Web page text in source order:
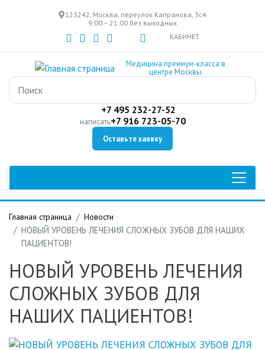
к
основному
содержанию
123242, Москва, переулок Капранова, 3с4
9:00 – 21:00 без выходных
КАБИНЕТ
Медицина премиум-класса в
центре Москвы
+7 495 232-27-52
написать+7 916 723-05-70
Оставьте заявку
Главная страница Новости
НОВЫЙ УРОВЕНЬ ЛЕЧЕНИЯ СЛОЖНЫХ ЗУБОВ ДЛЯ НАШИХ
ПАЦИЕНТОВ!
НОВЫЙ УРОВЕНЬ ЛЕЧЕНИЯ
СЛОЖНЫХ ЗУБОВ ДЛЯ
НАШИХ ПАЦИЕНТОВ!